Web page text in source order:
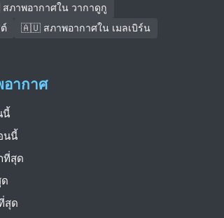
ภาพอากาศใน วากาดูกู
🇦🇺 สภาพอากาศใน เมลเบิร์น
ากาศ
นี้
นนี้
ที่สุด
สุด